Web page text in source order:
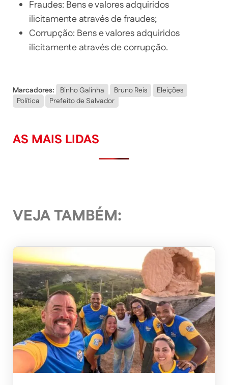
Fraudes: Bens e valores adquiridos
ilicitamente através de fraudes;
Corrupção: Bens e valores adquiridos
ilicitamente através de corrupção.
Marcadores: Binho Galinha Bruno Reis
Eleições
Política
Prefeito de Salvador
AS MAIS LIDAS
VEJA TAMBÉM: